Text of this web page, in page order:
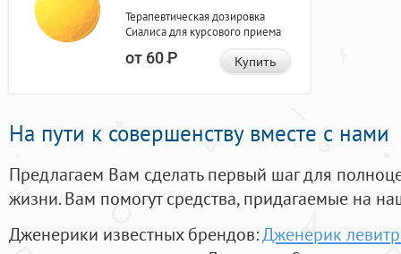
Терапевтическая дозировка
Сиалиса для курсового приема
от 60Р Купить
На пути к совершенству вместе с нами
Предлагаем Вам сделать первый шаг для
жизни. Вам помогут средства, придагаемые на
Дженерики известных брендов:Дженерик